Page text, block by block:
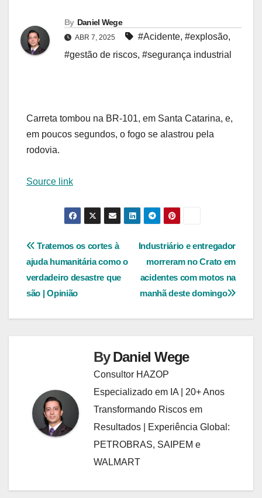
By Daniel Wege
ABR 7, 2025 #Acidente, #explosão,
#gestão de riscos, #segurança industrial
Carreta tombou na BR-101, em Santa Catarina, e,
em poucos segundos, o fogo se alastrou pela
rodovia.
Source link
Navegação
de
Post
Industriário e entregador
morreram no Crato em
acidentes com motos na
manhã deste domingo
Tratemos os cortes à
ajuda humanitária como o
verdadeiro desastre que
são | Opinião
ByDaniel Wege
Consultor HAZOP
Especializado em IA | 20+ Anos
Transformando Riscos em
Resultados | Experiência Global:
PETROBRAS, SAIPEM e
WALMART